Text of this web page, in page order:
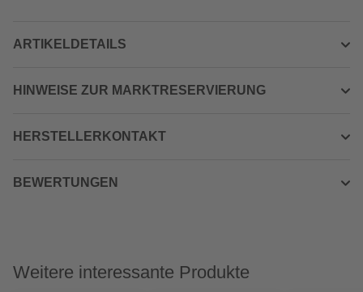
ARTIKELDETAILS
HINWEISE ZUR MARKTRESERVIERUNG
HERSTELLERKONTAKT
BEWERTUNGEN
Weitere interessante Produkte